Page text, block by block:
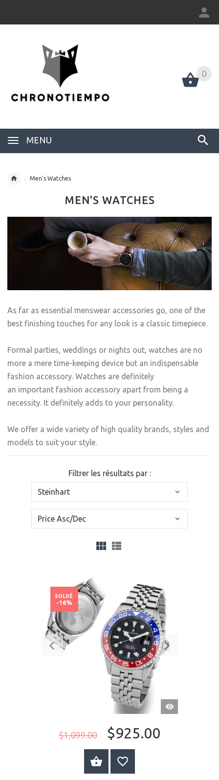
0
MENU
0
Men's Watches
MEN'S WATCHES
As far as essential menswear accessories go, one of the
best finishing touches for any look is a classic timepiece.
Formal parties, weddings or nights out, watches are no
more a mere time-keeping device but an indispensable
fashion accessory. Watches are definitely
an important fashion accessory apart from being a
necessity. It definitely adds to your personality.
We offer a wide variety of high quality brands, styles and
models to suit your style.
Filtrer les résultats par :
APERÇU
RAPIDE
$1,099.00 $925.00
SOLDÉ
-16%
ACHETER MAINTENANT